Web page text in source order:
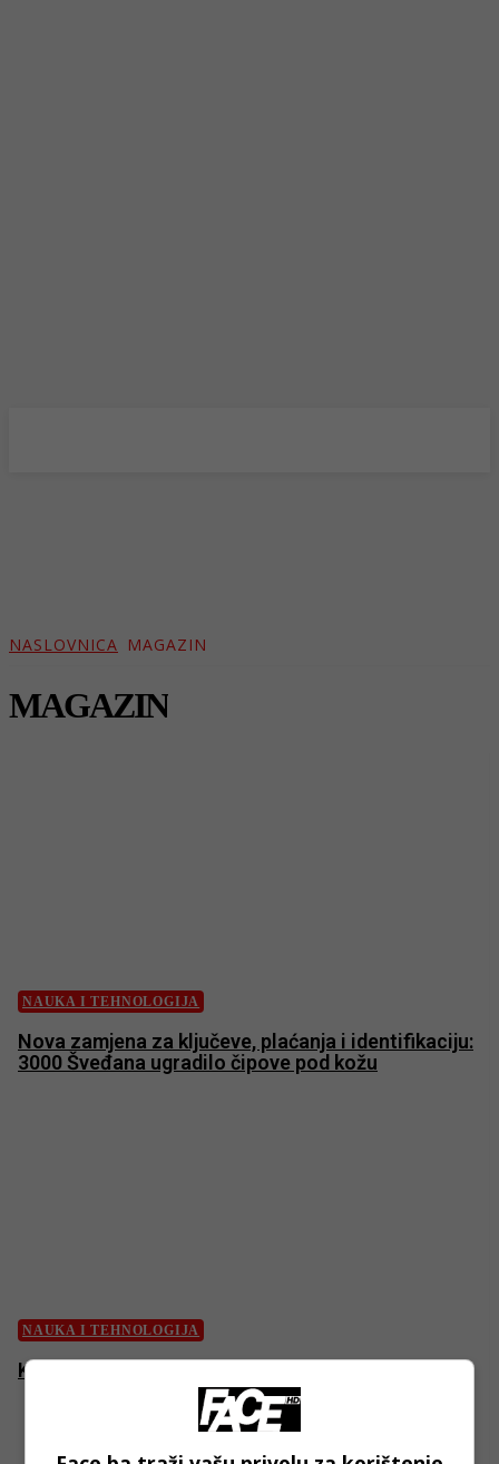
NASLOVNICA MAGAZIN
MAGAZIN
NAUKA I TEHNOLOGIJA
Nova zamjena za ključeve, plaćanja i identifikaciju:
3000 Šveđana ugradilo čipove pod kožu
NAUKA I TEHNOLOGIJA
Kako uplodati slike na Instagram s PC-ja ili Maca?